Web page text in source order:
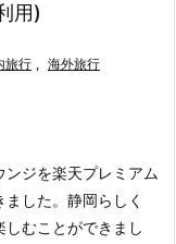
用)
旅行 , 海外旅行
ジを楽天プレミアム
した。 静岡らしく
むことができまし